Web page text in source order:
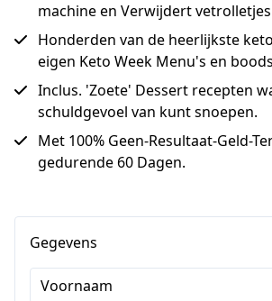
machine en Verwijdert
Honderden van de heerlijkste
eigen Keto Week Menu's en
Inclus. 'Zoete' Dessert recepten
schuldgevoel van kunt snoepen.
Met 100% Geen-Resultaat-Geld-
gedurende 60 Dagen.
Gegevens
Voornaam